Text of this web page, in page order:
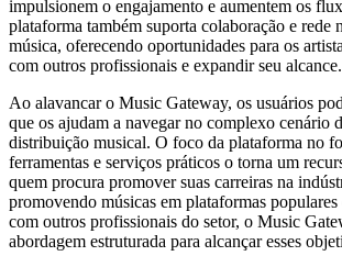
impulsionem o engajamento e aumentem os
plataforma também suporta colaboração e rede
música, oferecendo oportunidades para os
com outros profissionais e expandir seu alcance.
Ao alavancar o Music Gateway, os usuários
que os ajudam a navegar no complexo cenário
distribuição musical. O foco da plataforma no
ferramentas e serviços práticos o torna um
quem procura promover suas carreiras na
promovendo músicas em plataformas
com outros profissionais do setor, o Music
abordagem estruturada para alcançar esses